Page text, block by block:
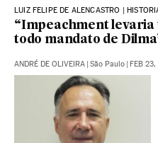
LUIZ FELIPE DE ALENCASTRO |
“Impeachment levaria
todo mandato de
ANDRÉ DE OLIVEIRA | São Paulo | FEB